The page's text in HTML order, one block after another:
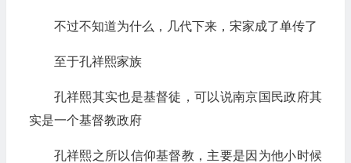
不过不知道为什么，几代下来，宋家成了单传了
至于孔祥熙家族
孔祥熙其实也是基督徒，可以说南京国民政府其
实是一个基督教政府
孔祥熙之所以信仰基督教，主要是因为他小时候